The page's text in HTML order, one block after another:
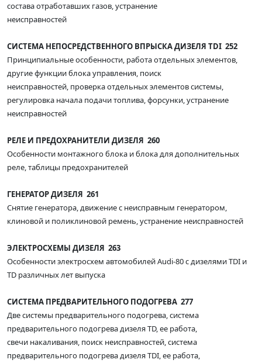
состава отработавших газов, устранение
неисправностей
СИСТЕМА НЕПОСРЕДСТВЕННОГО ВПРЫСКА ДИЗЕЛЯ TDI 252
Принципиальные особенности, работа отдельных элементов,
другие функции блока управления, поиск
неисправностей, проверка отдельных элементов системы,
регулировка начала подачи топлива, форсунки, устранение
неисправностей
РЕЛЕ И ПРЕДОХРАНИТЕЛИ ДИЗЕЛЯ 260
Особенности монтажного блока и блока для дополнительных
реле, таблицы предохранителей
ГЕНЕРАТОР ДИЗЕЛЯ 261
Снятие генератора, движение с неисправным генератором,
клиновой и поликлиновой ремень, устранение неисправностей
ЭЛЕКТРОСХЕМЫ ДИЗЕЛЯ 263
Особенности электросхем автомобилей Audi-80 с дизелями TDI и
TD различных лет выпуска
СИСТЕМА ПРЕДВАРИТЕЛЬНОГО ПОДОГРЕВА 277
Две системы предварительного подогрева, система
предварительного подогрева дизеля TD, ее работа,
свечи накаливания, поиск неисправностей, система
предварительного подогрева дизеля TDI, ее работа,